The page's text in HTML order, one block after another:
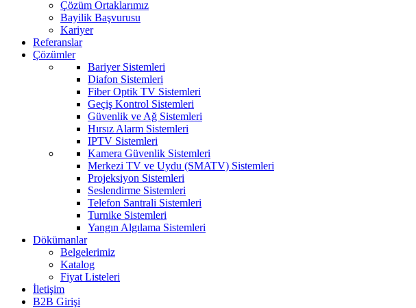
Çözüm Ortaklarımız
Bayilik Başvurusu
Kariyer
Referanslar
Çözümler
Bariyer Sistemleri
Diafon Sistemleri
Fiber Optik TV Sistemleri
Geçiş Kontrol Sistemleri
Güvenlik ve Ağ Sistemleri
Hırsız Alarm Sistemleri
IPTV Sistemleri
Kamera Güvenlik Sistemleri
Merkezi TV ve Uydu (SMATV) Sistemleri
Projeksiyon Sistemleri
Seslendirme Sistemleri
Telefon Santrali Sistemleri
Turnike Sistemleri
Yangın Algılama Sistemleri
Dökümanlar
Belgelerimiz
Katalog
Fiyat Listeleri
İletişim
B2B Girişi